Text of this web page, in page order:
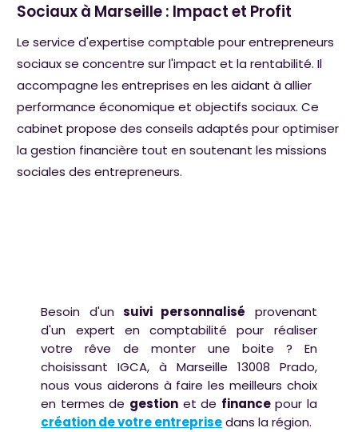
Sociaux à Marseille : Impact et Profit
Le service d'expertise comptable pour entrepreneurs
sociaux se concentre sur l'impact et la rentabilité. Il
accompagne les entreprises en les aidant à allier
performance économique et objectifs sociaux. Ce
cabinet propose des conseils adaptés pour optimiser
la gestion financière tout en soutenant les missions
sociales des entrepreneurs.
Besoin d'un suivi personnalisé provenant
d'un expert en comptabilité pour réaliser
votre rêve de monter une boite ? En
choisissant IGCA, à Marseille 13008 Prado,
nous vous aiderons à faire les meilleurs choix
en termes de gestionet de financepour la
création de votre entreprisedans la région.